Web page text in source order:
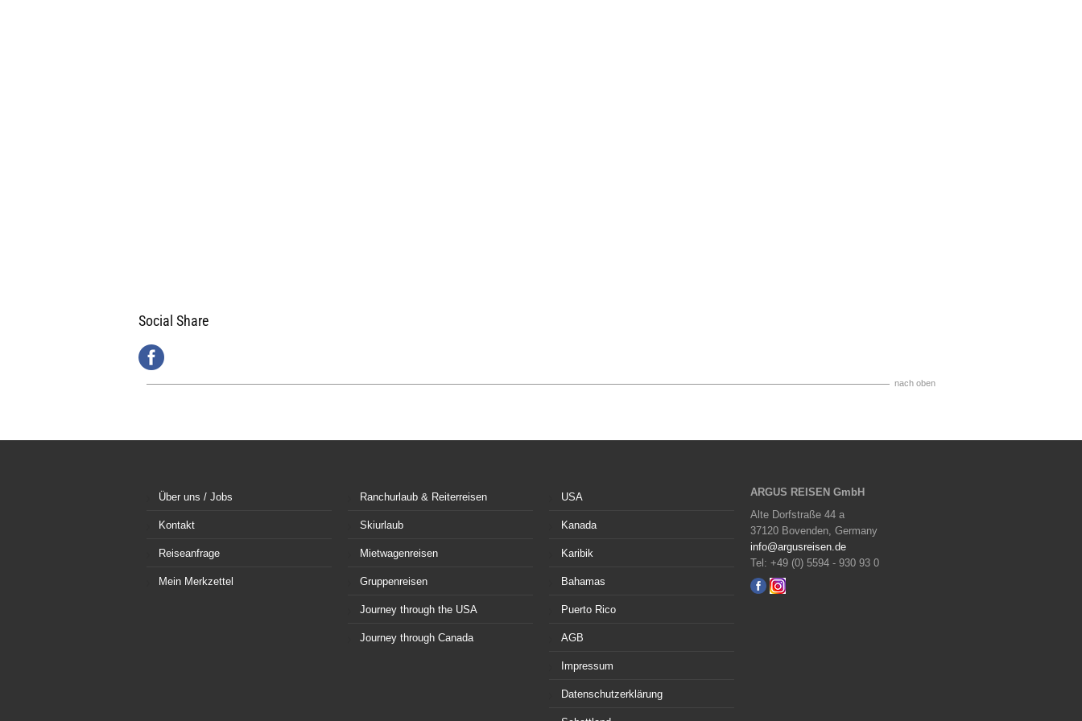
Social Share
nach oben
Über uns / Jobs
Kontakt
Reiseanfrage
Mein Merkzettel
Ranchurlaub & Reiterreisen
Skiurlaub
Mietwagenreisen
Gruppenreisen
Journey through the USA
Journey through Canada
USA
Kanada
Karibik
Bahamas
Puerto Rico
AGB
Impressum
Datenschutzerklärung
ARGUS REISEN GmbH
Alte Dorfstraße 44 a
37120 Bovenden, Germany
info@argusreisen.de
Tel: +49 (0) 5594 - 930 93 0